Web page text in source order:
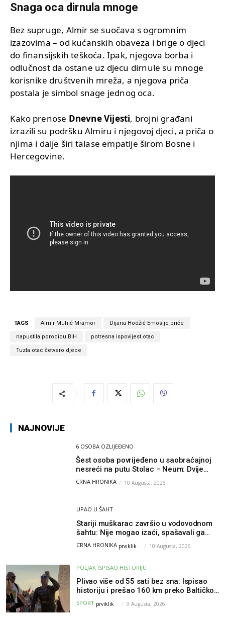
Snaga oca dirnula mnoge
Bez supruge, Almir se suočava s ogromnim
izazovima – od kućanskih obaveza i brige o djeci
do finansijskih teškoća. Ipak, njegova borba i
odlučnost da ostane uz djecu dirnule su mnoge
korisnike društvenih mreža, a njegova priča
postala je simbol snage jednog oca.
Kako prenose Dnevne Vijesti, brojni građani
izrazili su podršku Almiru i njegovoj djeci, a priča o
njima i dalje širi talase empatije širom Bosne i
Hercegovine.
TAGS Almir Muhić Mramor Dijana Hodžić Emosije priče
napustila porodicu BiH potresna ispovijest otac
Tuzla otac četvero djece
NAJNOVIJE
6 OSOBA OZLIJEĐENO
Šest osoba povrijeđeno u saobraćajnoj
nesreći na putu Stolac – Neum: Dvije
osobe zadobile teške tjelesne povrede
CRNA HRONIKA 10 Augusta, 2026
UPAO U ŠAHT
Stariji muškarac završio u vodovodnom
šahtu: Nije mogao izaći, spašavali ga
vatrogasci
CRNA HRONIKA prviklik - 10 Augusta, 2026
POLJAK ISPISAO HISTORIJU
Plivao više od 55 sati bez sna: Ispisao
historiju i prešao 160 km preko Baltičkog
mora – a podvig posvetio djeci oboljeloj
od raka
SPORT prviklik - 9 Augusta, 2026